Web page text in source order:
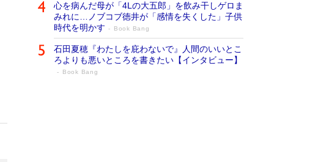
心を病んだ母が「4Lの大五郎」を飲み干しゲロま
みれに…ノブコブ徳井が「感情を失くした」子供
時代を明かす
Book Bang
石田夏穂『わたしを庇わないで』人間のいいとこ
ろよりも悪いところを書きたい【インタビュー】
Book Bang